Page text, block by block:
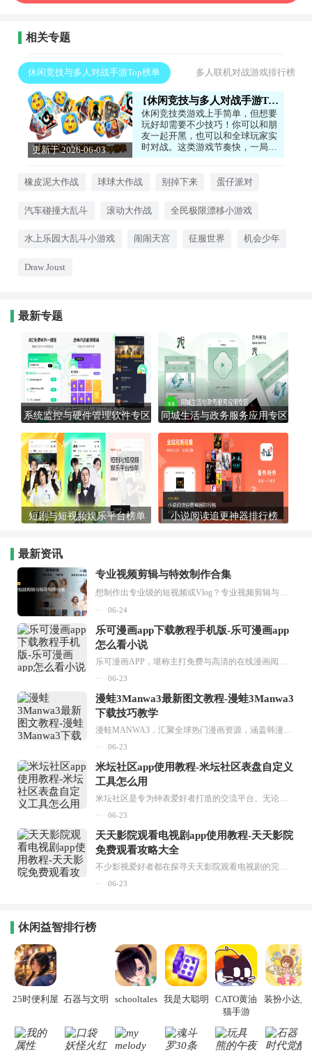
相关专题
休闲竞技与多人对战手游Top榜单 多人联机对战游戏排行榜
更新于 2026-06-03
休闲竞技与多人对战手游Top榜单
休闲竞技类游戏上手简单，但想要
玩好却需要不少技巧！你可以和朋
友一起开黑，也可以和全球玩家实
时对战。这类游戏节奏快，一局时
间短，非常适合在碎片时间来一
还是搞笑的火柴人互殴，都能给你
技游戏绝对能让你和朋友们笑到停
橡皮泥大作战 球球大作战 别掉下来 蛋仔派对
汽车碰撞大乱斗 滚动大作战 全民极限漂移小游戏
水上乐园大乱斗小游戏 闹闹天宫 征服世界 机会少年
Draw Joust
最新专题
系统监控与硬件管理软件专区 同城生活与政务服务应用专区
短剧与短视频娱乐平台榜单 小说阅读追更神器排行榜
最新资讯
专业视频剪辑与特效制作合集
06-24
乐可漫画app下载教程手机版-乐可漫画app
怎么看小说
乐可漫画APP，堪称主打免费与高清的在线漫画阅读神器。其官方版提供海量完整版漫画资源，无论是国内漫画，还是日漫、韩漫、台漫、美漫等国外漫画，应有尽有，随时供你阅读。只需轻点一下，便能直接进入阅读界面。不仅如此，乐可漫画最新版本更新速度极快，在这里，你总能抢先看到全网一手漫画章节内容！...
06-23
漫蛙3Manwa3最新图文教程-漫蛙3Manwa3
下载技巧教学
漫蛙MANWA3，汇聚全球热门漫画资源，涵盖韩漫、欧美漫画、国漫等多种类型，题材丰富多样，全方位满足用户阅读喜好。它不仅是阅读平台，更是创作平台，为广大用户打造零门槛创作环境。...
06-23
米坛社区app使用教程-米坛社区表盘自定义
工具怎么用
米坛社区是专为钟表爱好者打造的交流平台。无论你是初涉钟表领域的普通爱好者，还是拥有多年收藏经验的资深玩家，都能在此找到属于自己的天地。 无需注册，就能轻松参与其中。通过专业的讨论论坛与丰富的交互功能，你可与世界各地的钟表爱好者畅快交流。若你钟情于钟表，米坛社区无疑是值得一试的理想之选。在这里，你能获取最新的手表资讯，交流见解，提升鉴赏品味，让每一块手表都成为收藏故事中重要的一部分。感兴趣的朋友，不要错过下载机会。...
06-23
天天影院观看电视剧app使用教程-天天影院
免费观看攻略大全
不少影视爱好者都在探寻天天影院观看电视剧的完整方法，结合最新平台使用规则，本篇新手入门攻略全面讲解观看渠道、检索流程、播放设置以及画面模式调整等实用内容。全文适配手机、电脑等主流设备，步骤简洁易懂，无论是初次使用的新手，还是想要优化观影体验的用户，都能参照内容快速上手，熟练掌握平台各项操作技巧，轻松畅享影视内容。...
06-23
休闲益智排行榜
25时便利屋 石器与文明 schooltales 我是大聪明
CATO黄油
猫手游
装扮小达人